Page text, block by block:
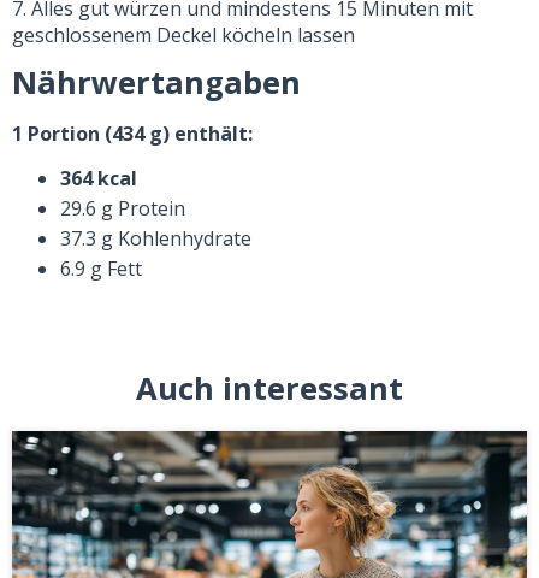
7. Alles gut würzen und mindestens 15 Minuten mit
geschlossenem Deckel köcheln lassen
Nährwertangaben
1 Portion (434 g) enthält:
364 kcal
29.6 g Protein
37.3 g Kohlenhydrate
6.9 g Fett
Auch interessant